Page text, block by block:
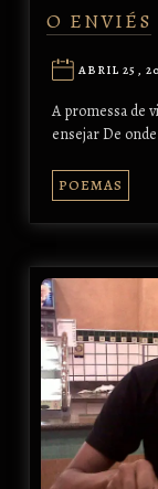
O ENVIÉS
ABRIL 25,
A promessa de
ensejar De
POEMAS